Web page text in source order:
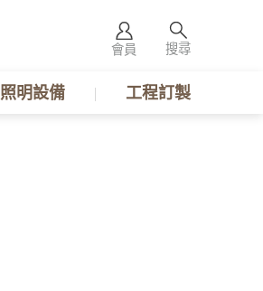
會員 搜尋
照明設備 工程訂製